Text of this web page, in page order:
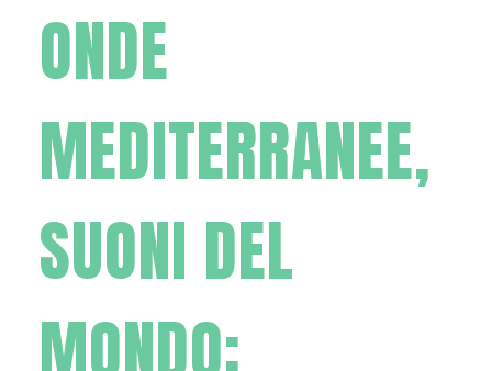
ONDE
MEDITERRANEE,
SUONI DEL
MONDO: